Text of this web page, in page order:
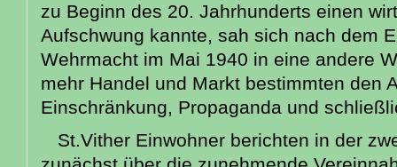
zu Beginn des 20. Jahrhunderts einen
Aufschwung kannte, sah sich nach dem
Wehrmacht im Mai 1940 in eine andere
mehr Handel und Markt bestimmten den
Einschränkung, Propaganda und
St.Vither Einwohner berichten in der